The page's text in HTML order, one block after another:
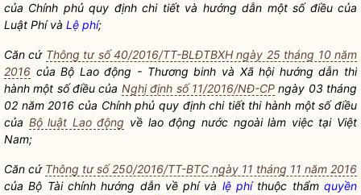
của Chính phủ quy định chi tiết và hướng dẫn một số điều của
Luật Phívà Lệ phí;
Căn cứ Thông tư số 40/2016/TT-BLĐTBXH ngày 25 tháng 10 năm
2016 của Bộ Lao động - Thương binh và Xã hội hướng dẫn thi
hành một số điều của Nghị định số 11/2016/NĐ-CPngày 03 tháng
02 năm 2016 của Chính phủ quy định chi tiết thi hành một số điều
của Bộ luật Lao động về lao động nước ngoài làm việc tại Việt
Nam;
Căn cứ Thông tư số 250/2016/TT-BTC ngày 11 tháng 11 năm 2016
của Bộ Tài chính hướng dẫn về phí và lệ phíthuộc thẩmquyền